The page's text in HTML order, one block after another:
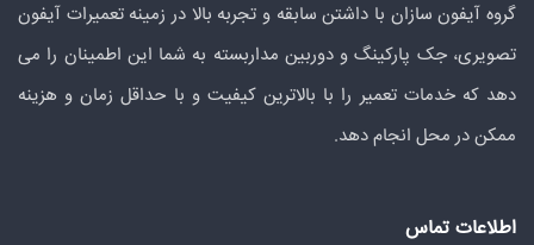
گروه آیفون سازان با داشتن سابقه و تجربه بالا در زمینه تعمیرات آیفون
تصویری، جک پارکینگ و دوربین مداربسته به شما این اطمینان را می
دهد که خدمات تعمیر را با بالاترین کیفیت و با حداقل زمان و هزینه
ممکن در محل انجام دهد.
اطلاعات تماس